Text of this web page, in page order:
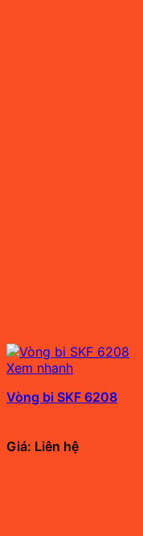
Xem nhanh
Vòng bi SKF 6208
Giá: Liên hệ